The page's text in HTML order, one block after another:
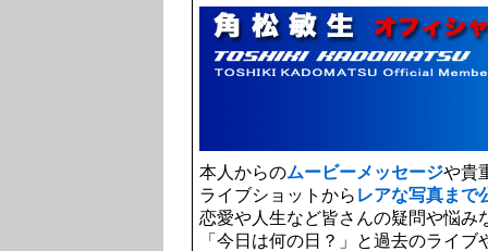
本人からのムービーメッセージや貴
ライブショットから レアな写真まで
恋愛や人生など皆さんの疑問や悩み
「今日は何の日？」と過去のライ